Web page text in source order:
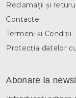
Reclamații și
Contacte
Termeni și Condiții
Protecția datelor
Abonare la